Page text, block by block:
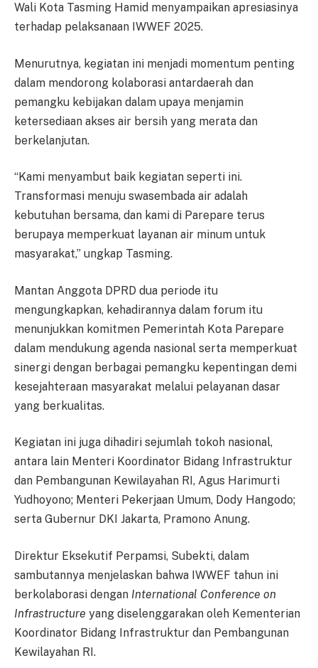
Wali Kota Tasming Hamid menyampaikan apresiasinya
terhadap pelaksanaan IWWEF 2025.
Menurutnya, kegiatan ini menjadi momentum penting
dalam mendorong kolaborasi antardaerah dan
pemangku kebijakan dalam upaya menjamin
ketersediaan akses air bersih yang merata dan
berkelanjutan.
“Kami menyambut baik kegiatan seperti ini.
Transformasi menuju swasembada air adalah
kebutuhan bersama, dan kami di Parepare terus
berupaya memperkuat layanan air minum untuk
masyarakat,” ungkap Tasming.
Mantan Anggota DPRD dua periode itu
mengungkapkan, kehadirannya dalam forum itu
menunjukkan komitmen Pemerintah Kota Parepare
dalam mendukung agenda nasional serta memperkuat
sinergi dengan berbagai pemangku kepentingan demi
kesejahteraan masyarakat melalui pelayanan dasar
yang berkualitas.
Kegiatan ini juga dihadiri sejumlah tokoh nasional,
antara lain Menteri Koordinator Bidang Infrastruktur
dan Pembangunan Kewilayahan RI, Agus Harimurti
Yudhoyono; Menteri Pekerjaan Umum, Dody Hangodo;
serta Gubernur DKI Jakarta, Pramono Anung.
Direktur Eksekutif Perpamsi, Subekti, dalam
sambutannya menjelaskan bahwa IWWEF tahun ini
berkolaborasi dengan International Conference on
Infrastructure yang diselenggarakan oleh Kementerian
Koordinator Bidang Infrastruktur dan Pembangunan
Kewilayahan RI.